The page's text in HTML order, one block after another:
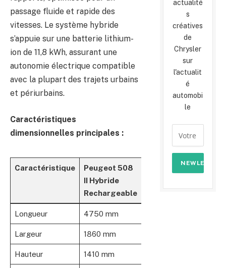
passage fluide et rapide des
vitesses. Le système hybride
s’appuie sur une batterie lithium-
ion de 11,8 kWh, assurant une
autonomie électrique compatible
avec la plupart des trajets urbains
et périurbains.
Caractéristiques
dimensionnelles principales :
Caractéristique
Peugeot 508
II Hybride
Rechargeable
Longueur 4750 mm
Largeur 1860 mm
Hauteur 1410 mm
actualité
s
créatives
de
Chrysler
sur
l'actualit
é
automobi
le